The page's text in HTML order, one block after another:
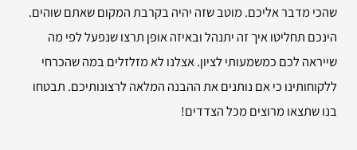
שהכי מדבר אליכם. מוטב שזה יהיה בקרבת המקום שאתם שוהים.
הינכם תחליטו איך זה יתנהל ובאיזה אופן תרצו שנפעל לפי מה
שייראה לכם כמשמעותי לציון. אצלנו לא מזלזלים במה שהכרחי
ללקוחותינו כי אם נותנים את ההבנה המלאה לרצונותיכם. תבטחו
בנו שתצאו מרוצים מכל הצדדים!